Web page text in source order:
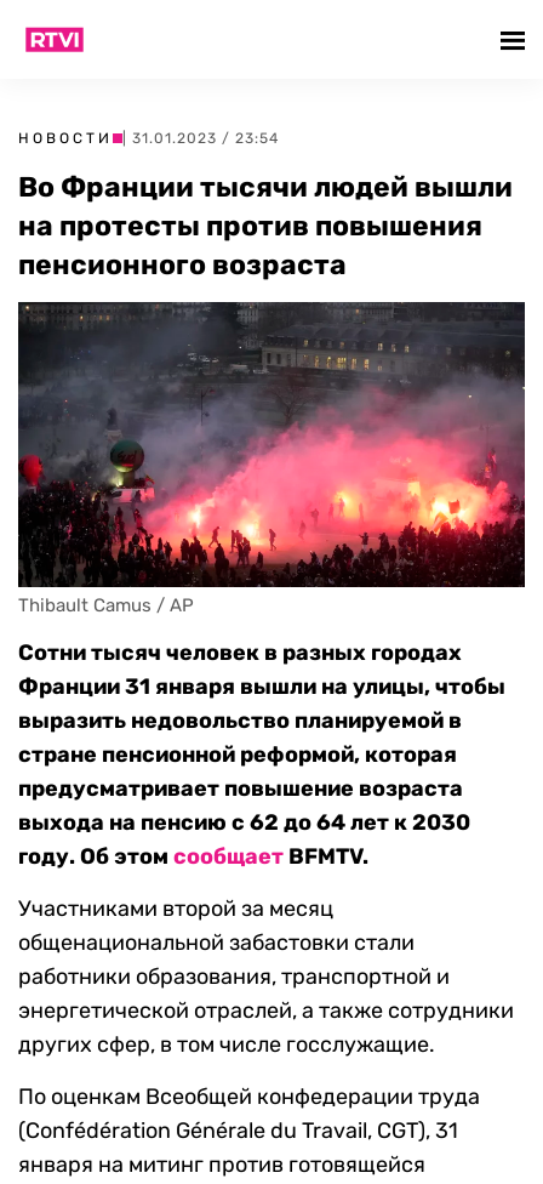
НОВОСТИ | 31.01.2023 / 23:54
Во Франции тысячи людей вышли
на протесты против повышения
пенсионного возраста
Thibault Camus / AP
Сотни тысяч человек в разных городах
Франции 31 января вышли на улицы, чтобы
выразить недовольство планируемой в
стране пенсионной реформой, которая
предусматривает повышение возраста
выхода на пенсию с 62 до 64 лет к 2030
году. Об этом сообщает BFMTV.
Участниками второй за месяц
общенациональной забастовки стали
работники образования, транспортной и
энергетической отраслей, а также сотрудники
других сфер, в том числе госслужащие.
По оценкам Всеобщей конфедерации труда
(Confédération Générale du Travail, CGT), 31
января на митинг против готовящейся